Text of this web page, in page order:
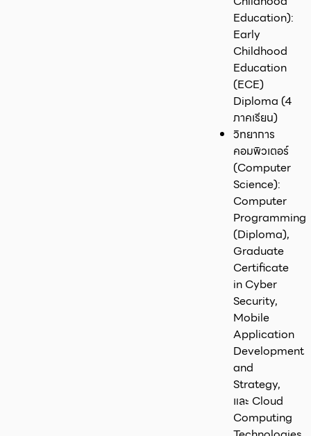
Education):
Early
Childhood
Education
(ECE)
Diploma (4
ภาคเรียน)
วิทยาการ
คอมพิวเตอร์
(Computer
Science):
Computer
Programming
(Diploma),
Graduate
Certificate
in Cyber
Security,
Mobile
Application
Development
and
Strategy,
และ Cloud
Computing